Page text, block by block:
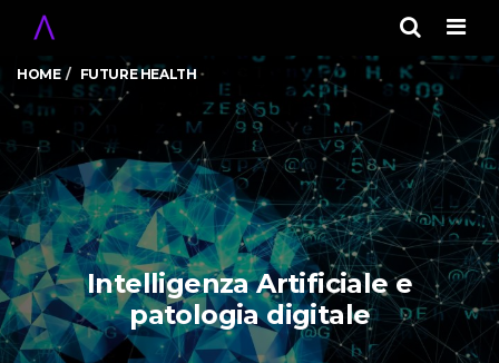
HOME FUTURE HEALTH
Intelligenza Artificiale e
patologia digitale